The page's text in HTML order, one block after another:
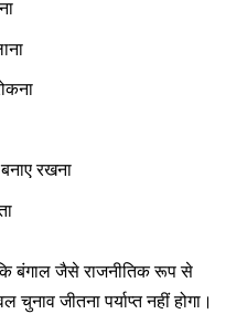
रखना
कि बंगाल जैसे राजनीतिक रूप से
जीतना पर्याप्त नहीं होगा।